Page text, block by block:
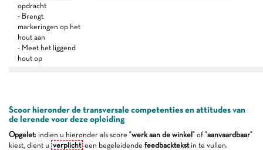
opdracht
- Brengt
markeringen op het
hout aan
- Meet het liggend
hout op
Scoor hieronder de transversale competenties en attitudes van
de lerende voor deze opleiding
Opgelet: indien u hieronder als score "werk aan de winkel " of "aanvaardbaar"
kiest, dient u verplicht een begeleidende feedbacktekstin te vullen.